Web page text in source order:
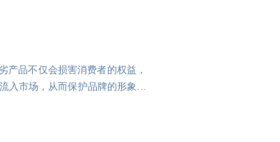
产品不仅会损害消费者的权益，
入市场，从而保护品牌的形象和